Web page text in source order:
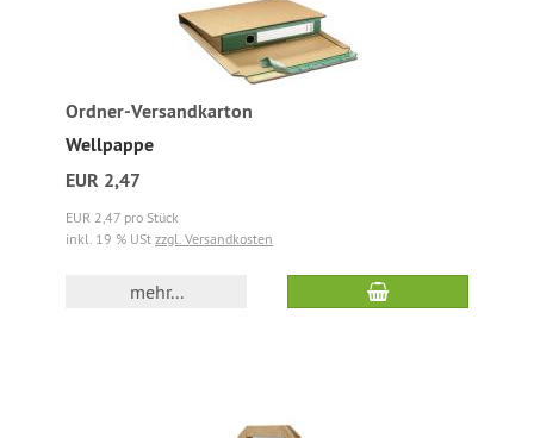
Ordner-Versandkarton
Wellpappe
EUR 2,47
EUR 2,47 pro Stück
inkl. 19 % USt zzgl. Versandkosten
mehr...